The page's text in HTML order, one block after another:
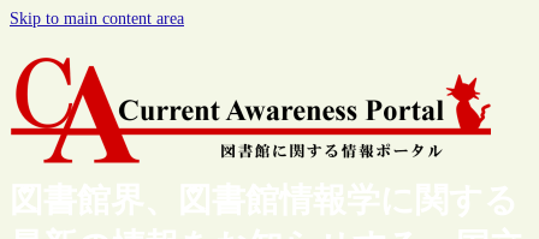
Skip to main content area
図書館界、図書館情報学に関する